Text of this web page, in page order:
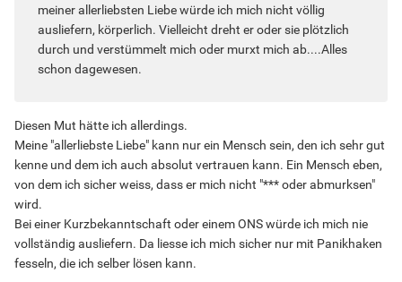
meiner allerliebsten Liebe würde ich mich nicht völlig
ausliefern, körperlich. Vielleicht dreht er oder sie plötzlich
durch und verstümmelt mich oder murxt mich ab....Alles
schon dagewesen.
Diesen Mut hätte ich allerdings.
Meine "allerliebste Liebe" kann nur ein Mensch sein, den ich sehr gut
kenne und dem ich auch absolut vertrauen kann. Ein Mensch eben,
von dem ich sicher weiss, dass er mich nicht "*** oder abmurksen"
wird.
Bei einer Kurzbekanntschaft oder einem ONS würde ich mich nie
vollständig ausliefern. Da liesse ich mich sicher nur mit Panikhaken
fesseln, die ich selber lösen kann.